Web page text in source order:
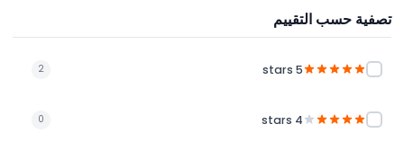
تصفية حسب التقييم
5 stars
2
4 stars
0